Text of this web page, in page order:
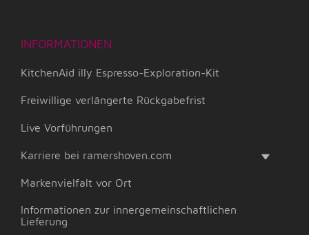
INFORMATIONEN
KitchenAid illy Espresso-Exploration-Kit
Freiwillige verlängerte Rückgabefrist
Live Vorführungen
Karriere bei ramershoven.com
Markenvielfalt vor Ort
Informationen zur innergemeinschaftlichen
Lieferung